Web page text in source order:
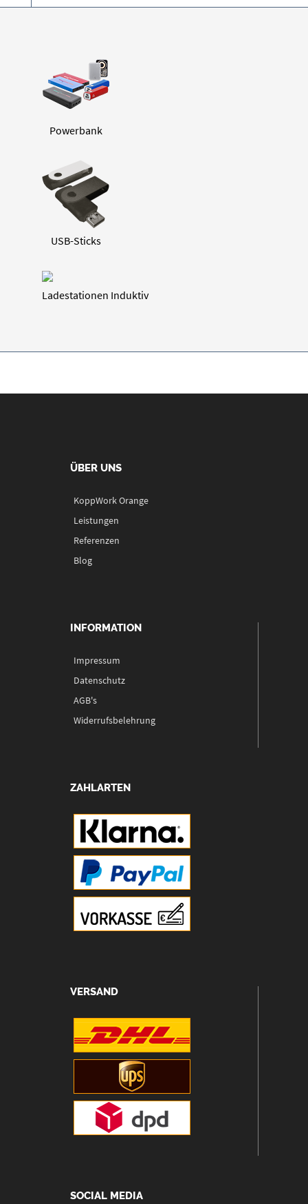
Powerbank
USB-Sticks
Ladestationen Induktiv
ÜBER UNS
KoppWork Orange
Leistungen
Referenzen
Blog
INFORMATION
Impressum
Datenschutz
AGB's
Widerrufsbelehrung
ZAHLARTEN
VERSAND
SOCIAL MEDIA